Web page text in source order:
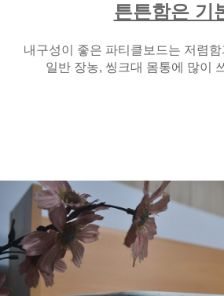
튼튼함은 기
내구성이 좋은 파티클보드는 저렴
일반 장농, 씽크대 몸통에 많이